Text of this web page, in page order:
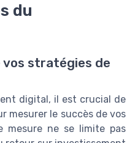
du
vos stratégies de
digital, il est crucial de
mesurer le succès de vos
mesure ne se limite pas